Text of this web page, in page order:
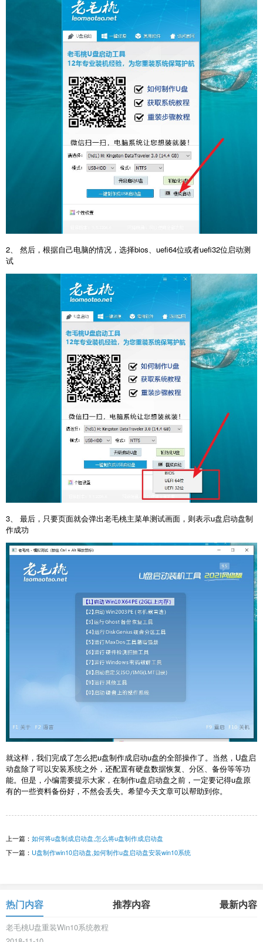
2、 然后，根据自己电脑的情况，选择bios、uefi64位或者uefi32位启动测
试
3、 最后，只要页面就会弹出老毛桃主菜单测试画面，则表示u盘启动盘制
作成功
就这样，我们完成了怎么把u盘制作成启动u盘的全部操作了。当然，U盘启
动盘除了可以安装系统之外，还配置有硬盘数据恢复、分区、备份等等功
能。但是，小编需要提示大家，在制作u盘启动盘之前，一定要记得u盘原
有的一些资料备份好，不然会丢失。希望今天文章可以帮助到你。
上一篇： 如何将u盘制成启动盘,怎么将u盘制作成启动盘
下一篇： U盘制作win10启动盘,如何制作u盘启动盘安装win10系统
热门内容 推荐内容 最新内容
老毛桃U盘重装Win10系统教程